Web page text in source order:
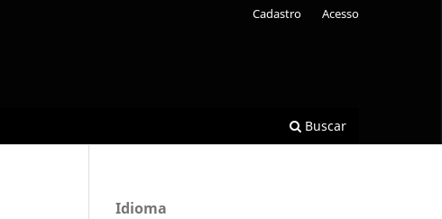
Buscar
Cadastro Acesso
Idioma